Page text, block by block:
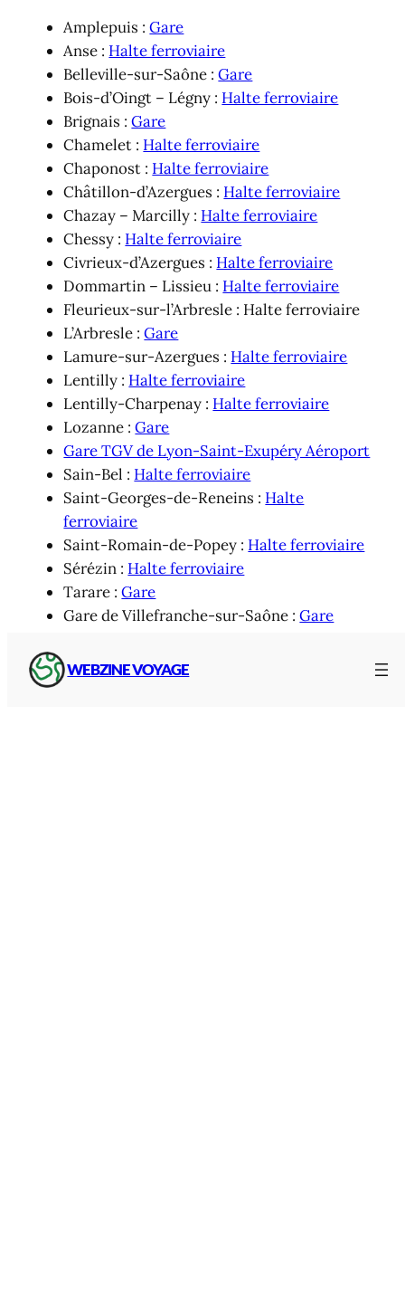
WEBZINE VOYAGE
Amplepuis :Gare
Anse : Halte ferroviaire
Belleville-sur-Saône :Gare
Bois-d’Oingt – Légny : Halte ferroviaire
Brignais :Gare
Chamelet : Halte ferroviaire
Chaponost : Halte ferroviaire
Châtillon-d’Azergues : Halte ferroviaire
Chazay – Marcilly : Halte ferroviaire
Chessy : Halte ferroviaire
Civrieux-d’Azergues : Halte ferroviaire
Dommartin – Lissieu : Halte ferroviaire
Fleurieux-sur-l’Arbresle : Halte ferroviaire
L’Arbresle :Gare
Lamure-sur-Azergues : Halte ferroviaire
Lentilly : Halte ferroviaire
Lentilly-Charpenay : Halte ferroviaire
Lozanne :Gare
Gare TGV de Lyon-Saint-Exupéry Aéroport
Sain-Bel : Halte ferroviaire
Saint-Georges-de-Reneins : Halte
ferroviaire
Saint-Romain-de-Popey : Halte ferroviaire
Sérézin : Halte ferroviaire
Tarare :Gare
Gare de Villefranche-sur-Saône :Gare